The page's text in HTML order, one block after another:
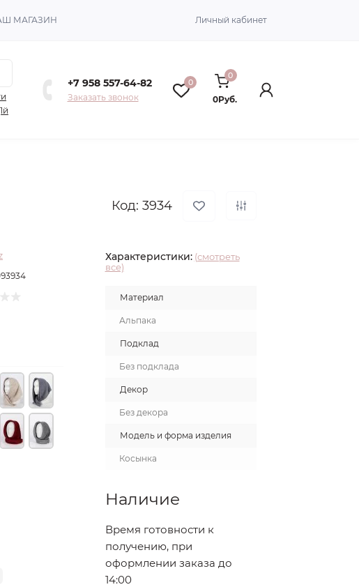
МАГАЗИН Личный кабинет
+7 958 557-64-82
Заказать звонок
0
0
0Руб.
Код: 3934
Характеристики: (смотреть
все)
Материал
Альпака
Подклад
Без подклада
Декор
Без декора
Модель и форма изделия
Косынка
Наличие
Время готовности к
получению, при
оформлении заказа до
14:00